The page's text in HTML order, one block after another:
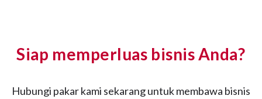
Siap memperluas bisnis Anda?
Hubungi pakar kami sekarang untuk membawa bisnis